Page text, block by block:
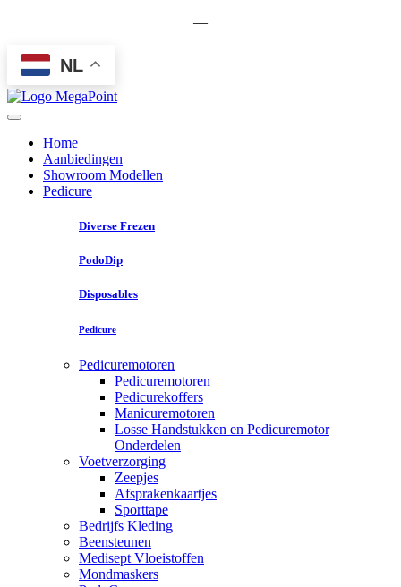
—
NL
Home
Aanbiedingen
Showroom Modellen
Pedicure
Diverse Frezen
PodoDip
Disposables
Pedicure
Pedicuremotoren
Pedicuremotoren
Pedicurekoffers
Manicuremotoren
Losse Handstukken en Pedicuremotor
Onderdelen
Voetverzorging
Zeepjes
Afsprakenkaartjes
Sporttape
Bedrijfs Kleding
Beensteunen
Medisept Vloeistoffen
Mondmaskers